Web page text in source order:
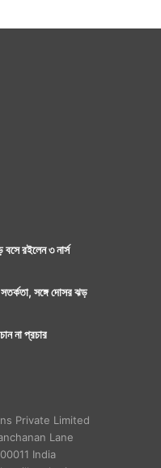
রইলেন ৩ নার্স
সতর্কতা, সঙ্গে দোসর ঝড়
না প্রচার
Private Limited
Lane
India